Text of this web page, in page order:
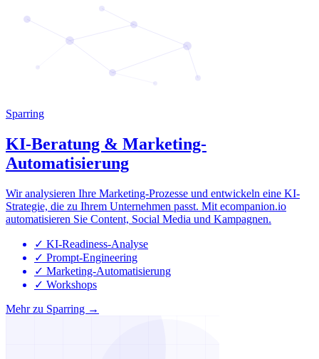
Sparring
KI-Beratung & Marketing-
Automatisierung
Wir analysieren Ihre Marketing-Prozesse und entwickeln eine KI-
Strategie, die zu Ihrem Unternehmen passt. Mit ecompanion.io
automatisieren Sie Content, Social Media und Kampagnen.
✓ KI-Readiness-Analyse
✓ Prompt-Engineering
✓ Marketing-Automatisierung
✓ Workshops
Mehr zu Sparring →